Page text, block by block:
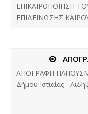
ΕΠΙΚΑΙΡΟΠΟΙΗΣΗ
ΕΠΙΔΕΙΝΩΣΗΣ
ΑΠΟΓΡΑΦΗ
Δήμου Ιστιαίας -